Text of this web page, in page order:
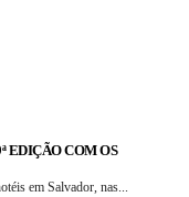
EDIÇÃO COM OS
em Salvador, nas...